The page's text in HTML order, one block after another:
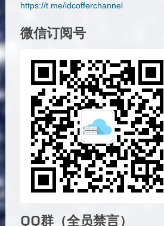
https://t.me/idcofferchannel
微信订阅号
QQ群（全员禁言）